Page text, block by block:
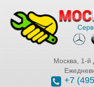
Москва 1-й
+7